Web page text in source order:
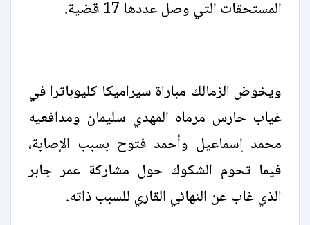
المستحقات التي وصل عددها 17 قضية.
ويخوض الزمالك مباراة سيراميكا كليوباترا في
غياب حارس مرماه المهدي سليمان ومدافعيه
محمد إسماعيل وأحمد فتوح بسبب الإصابة،
فيما تحوم الشكوك حول مشاركة عمر جابر
الذي غاب عن النهائي القاري للسبب ذاته.